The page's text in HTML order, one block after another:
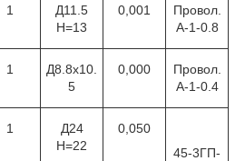
1
Д11.5
Н=13
0,001
Провол.
А-1-0.8
1
Д8.8х10.
5
0,000
Провол.
А-1-0.4
1
Д24
Н=22
0,050
45-3ГП-